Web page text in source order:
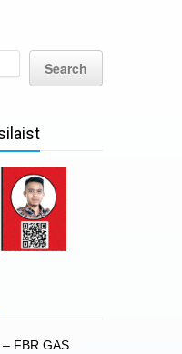
Search
FBR GAS